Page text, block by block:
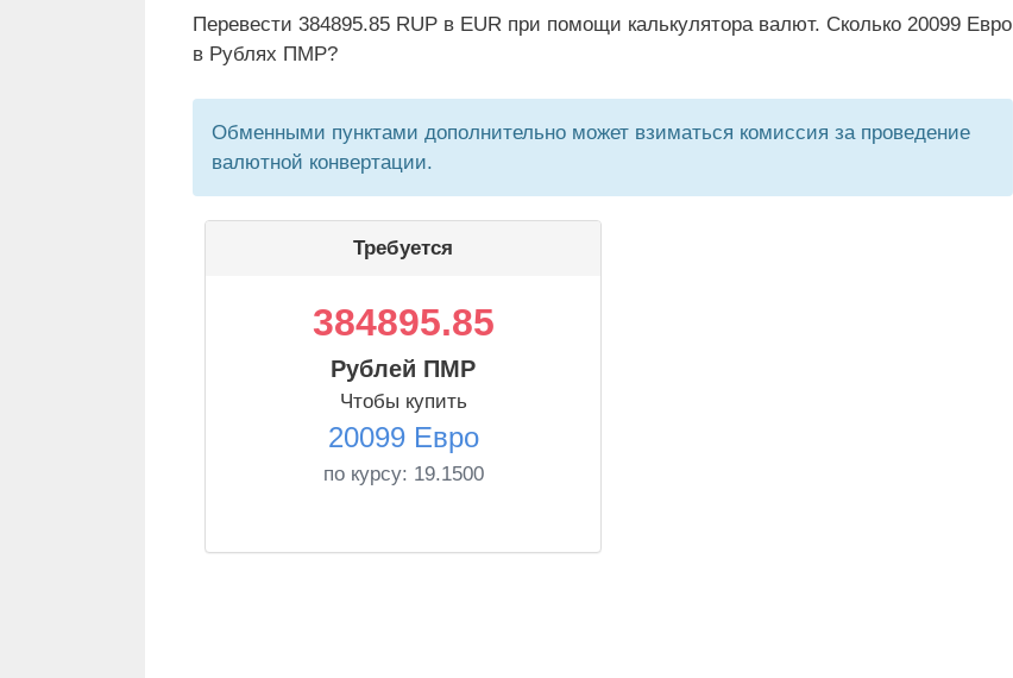
Перевести 384895.85 RUP в EUR при помощи калькулятора валют. Сколько 20099 Евро
в Рублях ПМР?
Обменными пунктами дополнительно может взиматься комиссия за проведение
валютной конвертации.
Требуется
384895.85
Рублей ПМР
Чтобы купить
20099 Евро
по курсу: 19.1500